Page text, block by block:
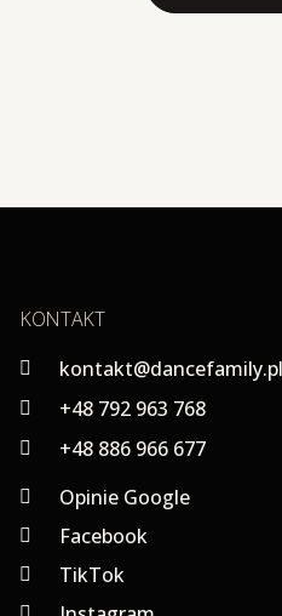
KONTAKT
kontakt@dancefamily.pl
+48 792 963 768
+48 886 966 677
Opinie Google
Facebook
TikTok